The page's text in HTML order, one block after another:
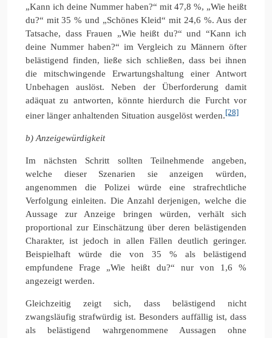
„Kann ich deine Nummer haben?“ mit 47,8 %, „Wie heißt
du?“ mit 35 % und „Schönes Kleid“ mit 24,6 %. Aus der
Tatsache, dass Frauen „Wie heißt du?“ und “Kann ich
deine Nummer haben?“ im Vergleich zu Männern öfter
belästigend finden, ließe sich schließen, dass bei ihnen
die mitschwingende Erwartungshaltung einer Antwort
Unbehagen auslöst. Neben der Überforderung damit
adäquat zu antworten, könnte hierdurch die Furcht vor
einer länger anhaltenden Situation ausgelöst werden.[28]
b) Anzeigewürdigkeit
Im nächsten Schritt sollten Teilnehmende angeben,
welche dieser Szenarien sie anzeigen würden,
angenommen die Polizei würde eine strafrechtliche
Verfolgung einleiten. Die Anzahl derjenigen, welche die
Aussage zur Anzeige bringen würden, verhält sich
proportional zur Einschätzung über deren belästigenden
Charakter, ist jedoch in allen Fällen deutlich geringer.
Beispielhaft würde die von 35 % als belästigend
empfundene Frage „Wie heißt du?“ nur von 1,6 %
angezeigt werden.
Gleichzeitig zeigt sich, dass belästigend nicht
zwangsläufig strafwürdig ist. Besonders auffällig ist, dass
als belästigend wahrgenommene Aussagen ohne